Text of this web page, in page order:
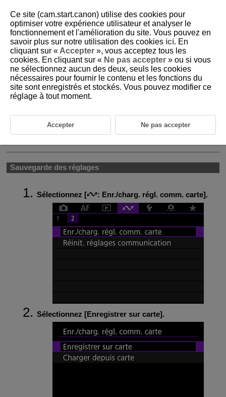
D146-221
Enregistrer/charger les réglages
de communication sur la carte
Les réglages sur l'onglet Fonctions sans fil peuvent être sauvegardés
configurés sur l'onglet Fonctions sans fil sur d'autres appareils photo
peuvent également être appliqués à l'appareil photo que vous utiliserez.
Sauvegarde des réglages
Sélectionnez [ : Enr./charg. régl. comm. carte].
Sélectionnez [Enregistrer sur carte].
Ce site (cam.start.canon) utilise des cookies pour
optimiser votre expérience utilisateur et analyser le
fonctionnement et l'amélioration du site. Vous pouvez en
savoir plus sur notre utilisation des cookies ici. En
cliquant sur « Accepter », vous acceptez tous les
cookies. En cliquant sur « Ne pas accepter » ou si vous
ne sélectionnez aucun des deux, seuls les cookies
nécessaires pour fournir le contenu et les fonctions du
site sont enregistrés et stockés. Vous pouvez modifier ce
réglage à tout moment.
Accepter Ne pas accepter